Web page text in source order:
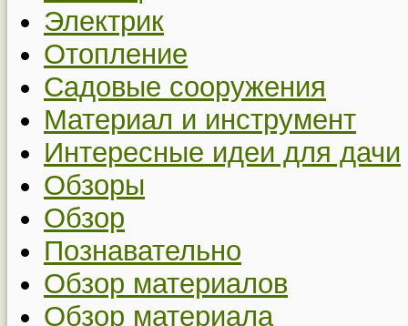
Электрик
Отопление
Садовые сооружения
Материал и инструмент
Интересные идеи для дачи
Обзоры
Обзор
Познавательно
Обзор материалов
Обзор материала